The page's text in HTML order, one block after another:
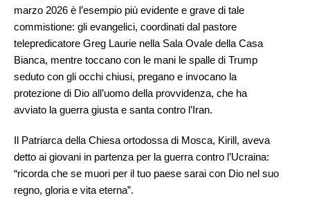
marzo 2026 è l’esempio più evidente e grave di tale
commistione: gli evangelici, coordinati dal pastore
telepredicatore Greg Laurie nella Sala Ovale della Casa
Bianca, mentre toccano con le mani le spalle di Trump
seduto con gli occhi chiusi, pregano e invocano la
protezione di Dio all’uomo della provvidenza, che ha
avviato la guerra giusta e santa contro l’Iran.
Il Patriarca della Chiesa ortodossa di Mosca, Kirill, aveva
detto ai giovani in partenza per la guerra contro l’Ucraina:
“ricorda che se muori per il tuo paese sarai con Dio nel suo
regno, gloria e vita eterna”.